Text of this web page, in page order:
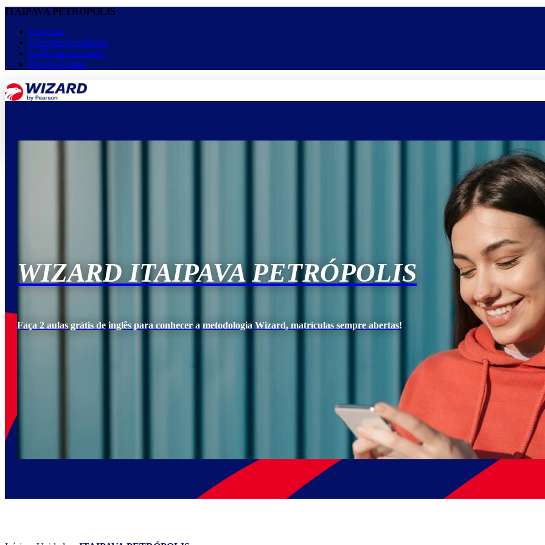
ITAIPAVA PETRÓPOLIS
Parcerias
Franquia de Idiomas
Inglês na sua escola
Projeto Águias
Equipe
WIZARD ITAIPAVA PETRÓPOLIS
Faça 2 aulas grátis de inglês para conhecer a metodologia Wizard, matrículas sempre abertas!